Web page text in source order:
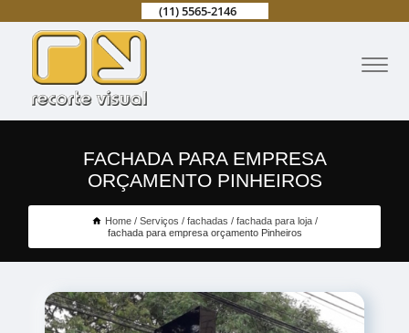
(11) 5565-2146
FACHADA PARA EMPRESA
ORÇAMENTO PINHEIROS
Home Serviços fachadas
fachada para loja
fachada para empresa orçamento Pinheiros